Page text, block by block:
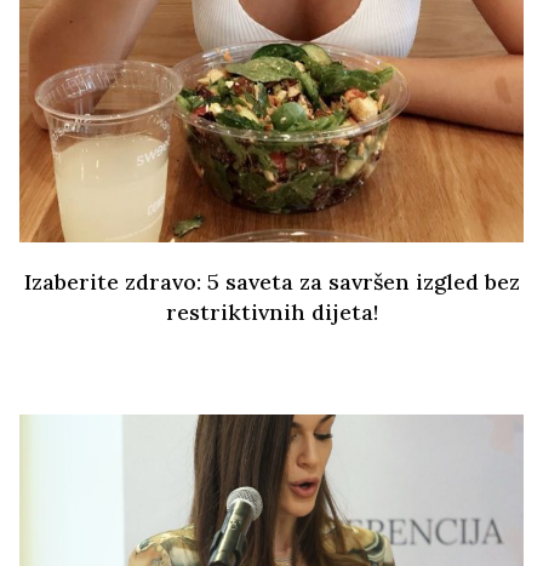
Izaberite zdravo: 5 saveta za savršen izgled bez
restriktivnih dijeta!